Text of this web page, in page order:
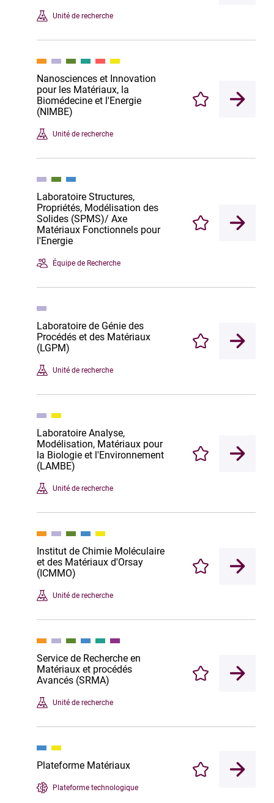
Unité de recherche
Nanosciences et Innovation
pour les Matériaux, la
Biomédecine et l'Energie
(NIMBE)
Unité de recherche
Enregistrer
Laboratoire Structures,
Propriétés, Modélisation des
Solides (SPMS)/ Axe
Matériaux Fonctionnels pour
l'Energie
Équipe de Recherche
Enregistrer
Laboratoire de Génie des
Procédés et des Matériaux
(LGPM)
Unité de recherche
Enregistrer
Laboratoire Analyse,
Modélisation, Matériaux pour
la Biologie et l'Environnement
(LAMBE)
Unité de recherche
Enregistrer
Institut de Chimie Moléculaire
et des Matériaux d'Orsay
(ICMMO)
Unité de recherche
Enregistrer
Service de Recherche en
Matériaux et procédés
Avancés (SRMA)
Unité de recherche
Enregistrer
Plateforme Matériaux
Plateforme technologique
Enregistrer